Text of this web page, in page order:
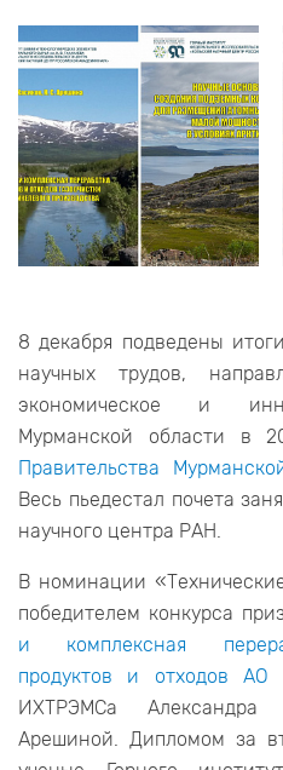
8 декабря подведены
научных трудов,
экономическое и
Мурманской области в
Правительства
Весь пьедестал почета
научного центра РАН.
В номинации
победителем конкурса
и комплексная
продуктов и отходов АО
ИХТРЭМСа
Арешиной. Дипломом за